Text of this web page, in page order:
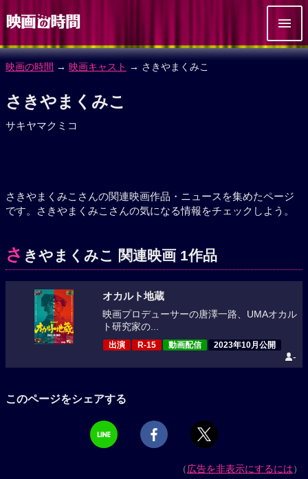
映画の時間 → 映画キャスト → さきやまくみこ
さきやまくみこ
サキヤマクミコ
さきやまくみこさんの関連映画作品・ニュースを集めたページ
です。さきやまくみこさんの気になる情報をチェックしよう。
さ きやまくみこ 関連映画 1作品
オカルト地蔵
映画プロデューサーの唐澤一路、UMAオカル
ト研究家の...
出演 R-15 動画配信 2023年10月公開
-
このページをシェアする
（広告を非表示にするには）